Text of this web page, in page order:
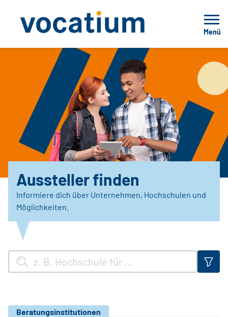
Menü
Aussteller finden
Informiere dich über Unternehmen, Hochschulen und
Möglichkeiten.
Beratungsinstitutionen